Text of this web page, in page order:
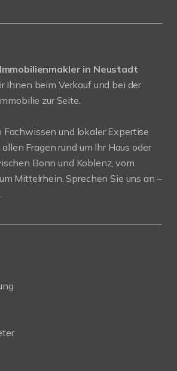
Immobilienmakler in Neustadt
Ihnen beim Verkauf und bei der
zur Seite.
Fachwissen und lokaler Expertise
Fragen rund um Ihr Haus oder
Bonn und Koblenz, vom
Mittelrhein. Sprechen Sie uns an –